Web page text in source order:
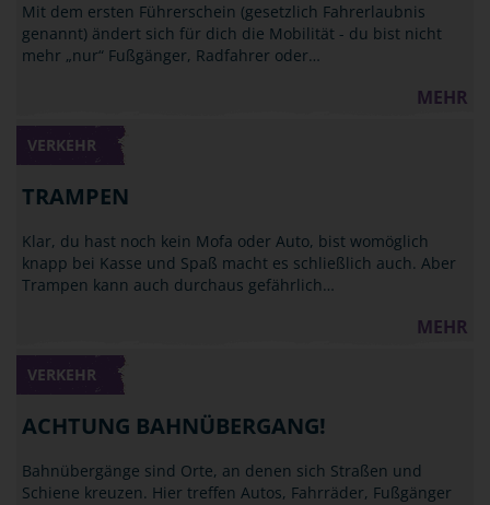
Mit dem ersten Führerschein (gesetzlich Fahrerlaubnis
genannt) ändert sich für dich die Mobilität - du bist nicht
mehr „nur“ Fußgänger, Radfahrer oder…
MEHR
VERKEHR
TRAMPEN
Klar, du hast noch kein Mofa oder Auto, bist womöglich
knapp bei Kasse und Spaß macht es schließlich auch. Aber
Trampen kann auch durchaus gefährlich…
MEHR
VERKEHR
ACHTUNG BAHNÜBERGANG!
Bahnübergänge sind Orte, an denen sich Straßen und
Schiene kreuzen. Hier treffen Autos, Fahrräder, Fußgänger